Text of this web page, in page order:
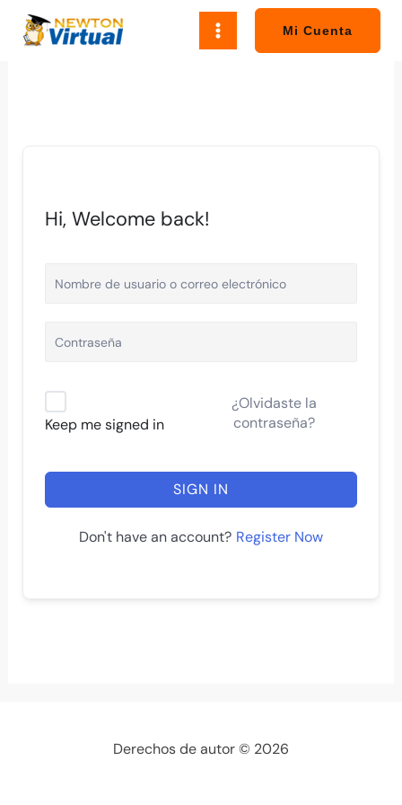
Mi Cuenta
Hi, Welcome back!
Keep me signed in
¿Olvidaste la
contraseña?
SIGN IN
Don't have an account? Register Now
Derechos de autor © 2026